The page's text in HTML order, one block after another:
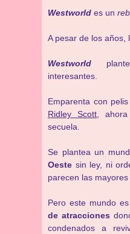
Westworld es un
A pesar de los años,
Westworld
interesantes.
Emparenta con
Ridley Scott ,
secuela.
Se plantea un
Oeste sin ley, ni
parecen las mayores
Pero este mundo
de atracciones
condenados a